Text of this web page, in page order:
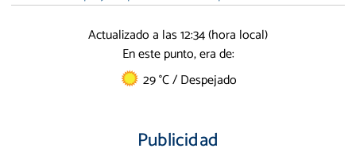
Actualizado a las 12:34 (hora local)
En este punto, era de:
29 °C / Despejado
Publicidad